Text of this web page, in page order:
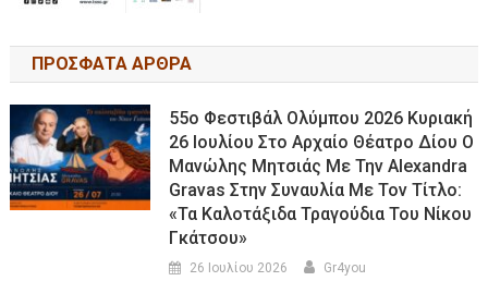
ΠΡΟΣΦΑΤΑ ΑΡΘΡΑ
55ο Φεστιβάλ Ολύμπου 2026 Κυριακή
26 Ιουλίου Στο Αρχαίο Θέατρο Δίου Ο
Μανώλης Μητσιάς Με Την Alexandra
Gravas Στην Συναυλία Με Τον Τίτλο:
«τα Καλοτάξιδα Τραγούδια Του Νίκου
Γκάτσου»
26 Ιουλίου 2026 Gr4you